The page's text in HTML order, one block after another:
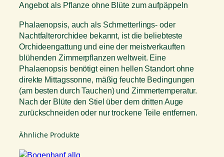
Angebot als Pflanze ohne Blüte zum aufpäppeln
Phalaenopsis, auch als Schmetterlings- oder
Nachtfalterorchidee bekannt, ist die beliebteste
Orchideengattung und eine der meistverkauften
blühenden Zimmerpflanzen weltweit. Eine
Phalaenopsis benötigt einen hellen Standort ohne
direkte Mittagssonne, mäßig feuchte Bedingungen
(am besten durch Tauchen) und Zimmertemperatur.
Nach der Blüte den Stiel über dem dritten Auge
zurückschneiden oder nur trockene Teile entfernen.
Ähnliche Produkte